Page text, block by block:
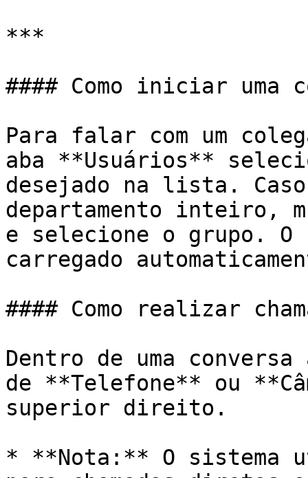
***
#### Como iniciar uma
Para falar com um
aba **Usuários**
desejado na lista.
departamento inteiro,
e selecione o grupo. O
carregado
#### Como realizar
Dentro de uma
de **Telefone** ou
superior direito.
* **Nota:** O sistema